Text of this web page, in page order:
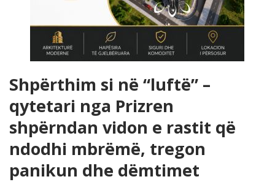
Shpërthim si në “luftë” –
qytetari nga Prizren
shpërndan vidon e rastit që
ndodhi mbrëmë, tregon
panikun dhe dëmtimet